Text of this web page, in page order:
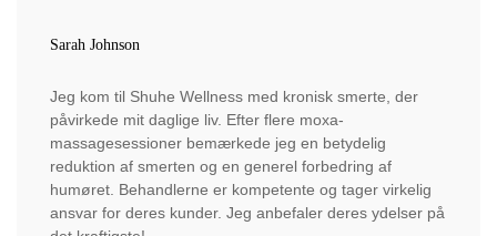
Sarah Johnson
Jeg kom til Shuhe Wellness med kronisk smerte, der
påvirkede mit daglige liv. Efter flere moxa-
massagesessioner bemærkede jeg en betydelig
reduktion af smerten og en generel forbedring af
humøret. Behandlerne er kompetente og tager virkelig
ansvar for deres kunder. Jeg anbefaler deres ydelser på